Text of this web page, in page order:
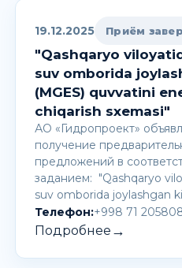
19.12.2025 Приём
"Qashqaryo
suv omborida
(MGES) quvvatini
chiqarish sxemasi"
АО «Гидропроект»
получение
предложений в
заданием: "Qashqaryo
suv omborida joylashgan
Телефон:+998 71
Подробнее →